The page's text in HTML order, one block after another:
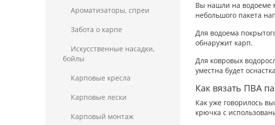
Ароматизаторы, спреи
Забота о карпе
Искусственные насадки,
бойлы
Карповые кресла
Карповые лески
Карповый монтаж
Вы нашли на водоеме
небольшого пакета
Для водоема
обнаружит карп.
Для ковровых
уместна будет
Как вязать ПВА
Как уже говорилось
крючка с